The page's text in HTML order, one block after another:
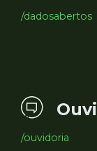
/dadosabertos
/ouvidoria